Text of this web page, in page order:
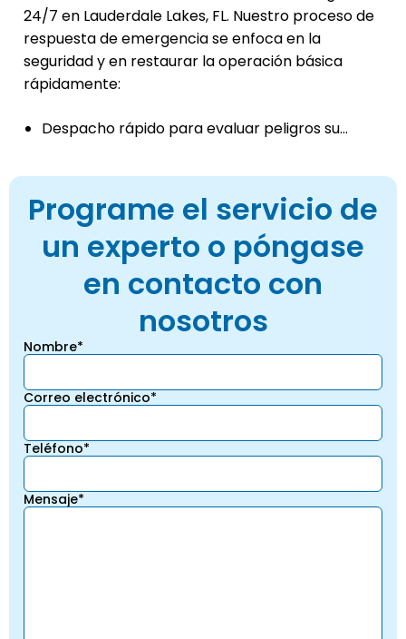
24/7 en Lauderdale Lakes, FL. Nuestro proceso de
respuesta de emergencia se enfoca en la
seguridad y en restaurar la operación básica
rápidamente:
Despacho rápido para evaluar peligros su...
Programe el servicio de
un experto o póngase
en contacto con
nosotros
Nombre*
Correo electrónico*
Teléfono*
Mensaje*